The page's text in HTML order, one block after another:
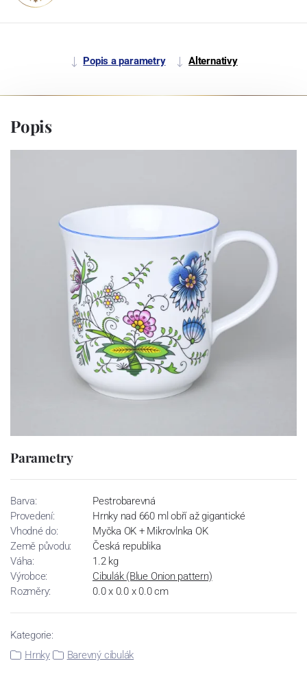
Popis a parametry Alternativy
Popis
Parametry
Barva:
Pestrobarevná
Provedení:
Hrnky nad 660 ml obří až gigantické
Vhodné do:
Myčka OK + Mikrovlnka OK
Země původu:
Česká republika
Váha:
1.2 kg
Výrobce:
Cibulák (Blue Onion pattern)
Rozměry:
0.0 x 0.0 x 0.0 cm
Kategorie:
Hrnky
Barevný cibulák